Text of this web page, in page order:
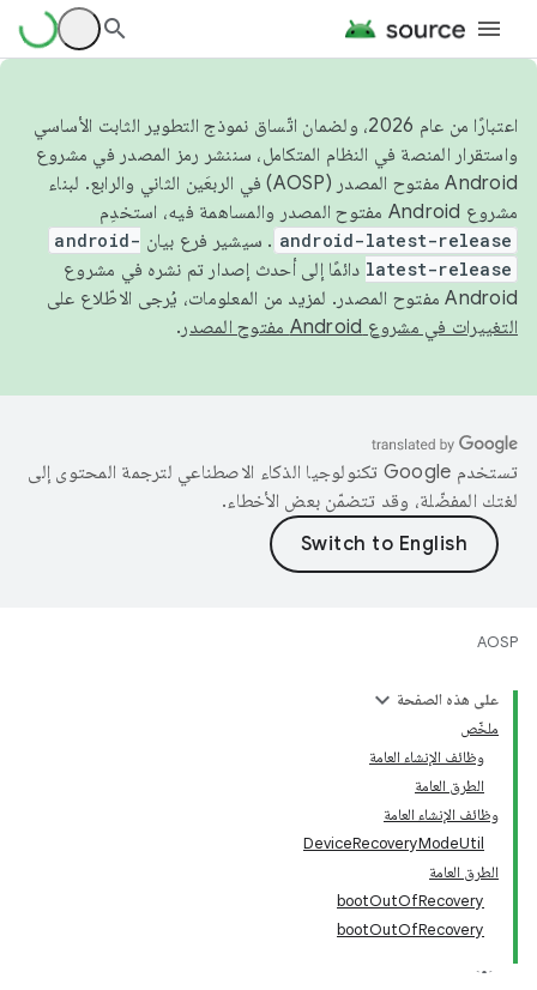
اعتبارًا من عام 2026، ولضمان اتّساق نموذج التطوير الثابت الأساسي
واستقرار المنصة في النظام المتكامل، سننشر رمز المصدر في مشروع
Android مفتوح المصدر (AOSP) في الربعَين الثاني والرابع. لبناء
مشروع Android مفتوح المصدر والمساهمة فيه، استخدِم
android-latest-release . سيشير فرع بيان android-
latest-release دائمًا إلى أحدث إصدار تم نشره في مشروع
Android مفتوح المصدر. لمزيد من المعلومات، يُرجى الاطّلاع على
التغييرات في مشروع Android مفتوح المصدر
.
تستخدم Google تكنولوجيا الذكاء الاصطناعي لترجمة المحتوى إلى
لغتك المفضّلة، وقد تتضمّن بعض الأخطاء.
AOSP
على هذه الصفحة
ملخّص
وظائف الإنشاء العامة
الطرق العامة
وظائف الإنشاء العامة
DeviceRecoveryModeUtil
الطرق العامة
bootOutOfRecovery
bootOutOfRecovery